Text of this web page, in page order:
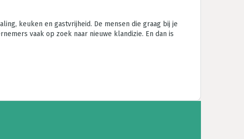
keuken en gastvrijheid. De mensen die graag bij je
vaak op zoek naar nieuwe klandizie. En dan is